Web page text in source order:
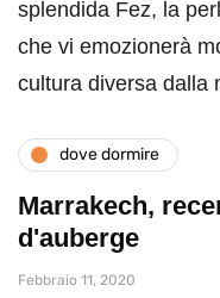
splendida Fez, la
che vi emozionerà
cultura diversa dalla
dove dormire
Marrakech,
d'auberge
Febbraio 11, 2020